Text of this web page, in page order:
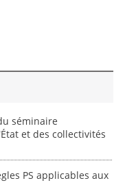
séminaire
et des collectivités
PS applicables aux